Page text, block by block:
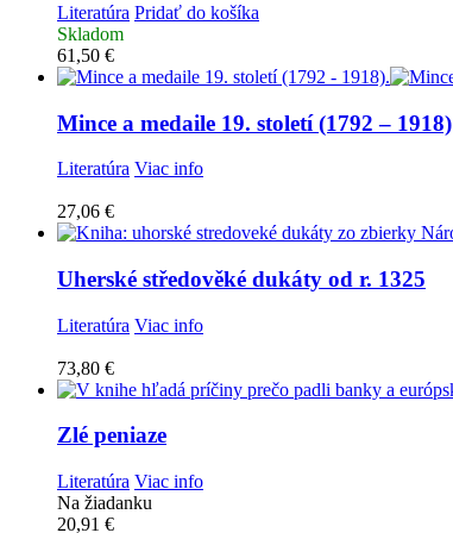
Literatúra Pridať do košíka
Skladom
61,50 €
Mince a medaile 19. století (1792 – 1918)
Literatúra Viac info
27,06 €
Uherské středověké dukáty od r. 1325
Literatúra Viac info
73,80 €
Zlé peniaze
Literatúra Viac info
Na žiadanku
20,91 €